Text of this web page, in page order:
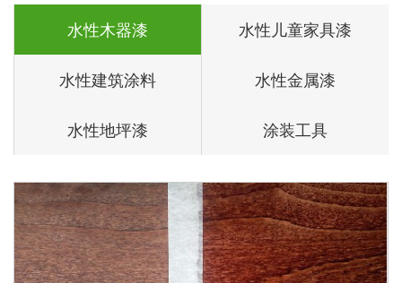
水性木器漆 水性儿童家具漆
水性建筑涂料 水性金属漆
水性地坪漆 涂装工具